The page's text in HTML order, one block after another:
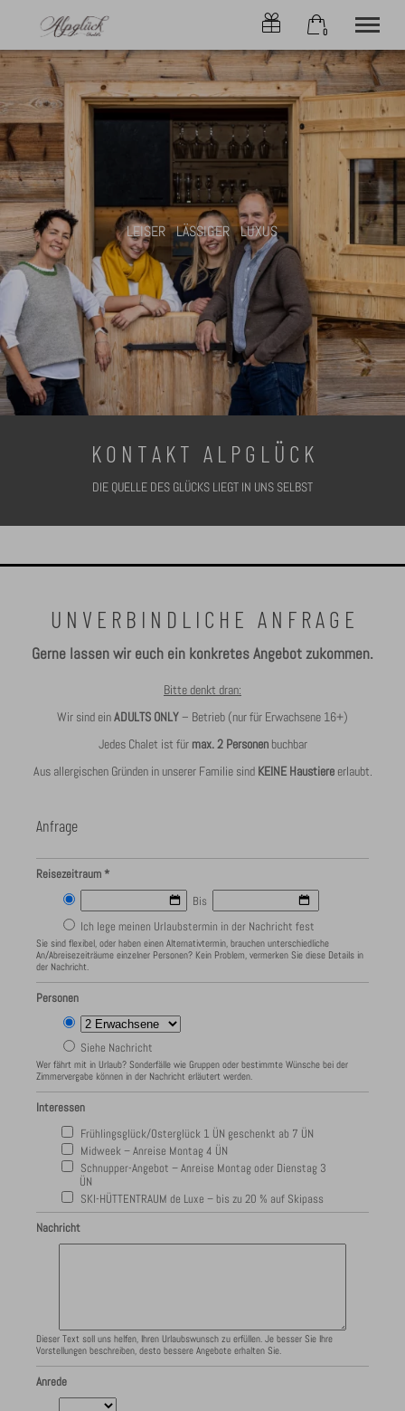
CHALETs
ONLINE-BUCHEN
SERVICE
ANGEBOTE
ALPLIEBE
KONTAKT
OBERSTDORF
Tel. +49 8322 6797
0
×
Warenkorb ist leer
LEISER LÄSSIGER LUXUS
K O N T A K T A L P G L Ü C K
DIE QUELLE DES GLÜCKS LIEGT IN UNS SELBST
U N V E R B I N D L I C H E A N F R A G E
Gerne lassen wir euch ein konkretes Angebot zukommen.
Bitte denkt dran:
Wir sind einADULTS ONLY – Betrieb (nur für Erwachsene 16+)
Jedes Chalet ist für max. 2 Personenbuchbar
Aus allergischen Gründen in unserer Familie sind KEINE Haustiereerlaubt.
Anfrage
Reisezeitraum *
Bis
Ich lege meinen Urlaubstermin in der Nachricht fest
Sie sind flexibel, oder haben einen Alternativtermin, brauchen unterschiedliche
An/Abreisezeiträume einzelner Personen? Kein Problem, vermerken Sie diese Details in
der Nachricht.
Personen
Siehe Nachricht
Wer fährt mit in Urlaub? Sonderfälle wie Gruppen oder bestimmte Wünsche bei der
Zimmervergabe können in der Nachricht erläutert werden.
Interessen
Frühlingsglück/Osterglück 1 ÜN geschenkt ab 7 ÜN
Midweek – Anreise Montag 4 ÜN
Schnupper-Angebot – Anreise Montag oder Dienstag 3
ÜN
SKI-HÜTTENTRAUM de Luxe – bis zu 20 % auf Skipass
Nachricht
Dieser Text soll uns helfen, Ihren Urlaubswunsch zu erfüllen. Je besser Sie Ihre
Vorstellungen beschreiben, desto bessere Angebote erhalten Sie.
Anrede